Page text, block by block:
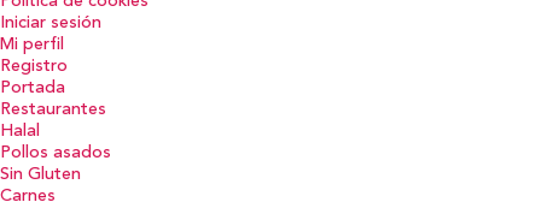
Iniciar sesión
Mi perfil
Registro
Portada
Restaurantes
Halal
Pollos asados
Sin Gluten
Carnes